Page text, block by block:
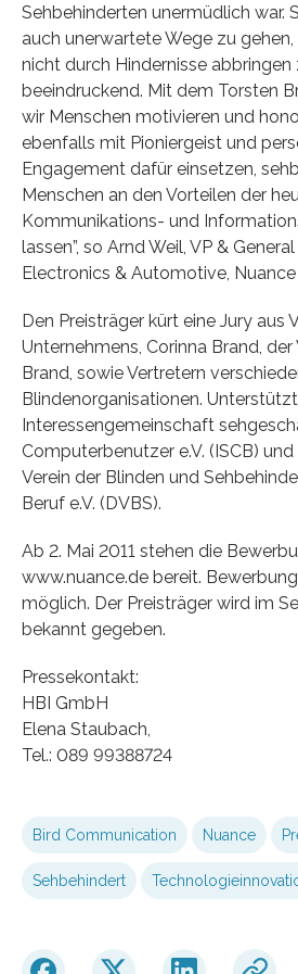
Sehbehinderten unermüdlich war.
auch unerwartete Wege zu gehen,
nicht durch Hindernisse abbringen
beeindruckend. Mit dem Torsten
wir Menschen motivieren und
ebenfalls mit Pioniergeist und
Engagement dafür einsetzen,
Menschen an den Vorteilen der
Kommunikations- und
lassen”, so Arnd Weil, VP &
Electronics & Automotive,
Den Preisträger kürt eine Jury aus
Unternehmens, Corinna Brand,
Brand, sowie Vertretern
Blindenorganisationen.
Interessengemeinschaft
Computerbenutzer e.V. (ISCB)
Verein der Blinden und
Beruf e.V. (DVBS).
Ab 2. Mai 2011 stehen die
www.nuance.de bereit.
möglich. Der Preisträger wird im
bekannt gegeben.
Pressekontakt:
HBI GmbH
Elena Staubach,
Tel.: 089 99388724
Bird Communication Nuance
Sehbehindert